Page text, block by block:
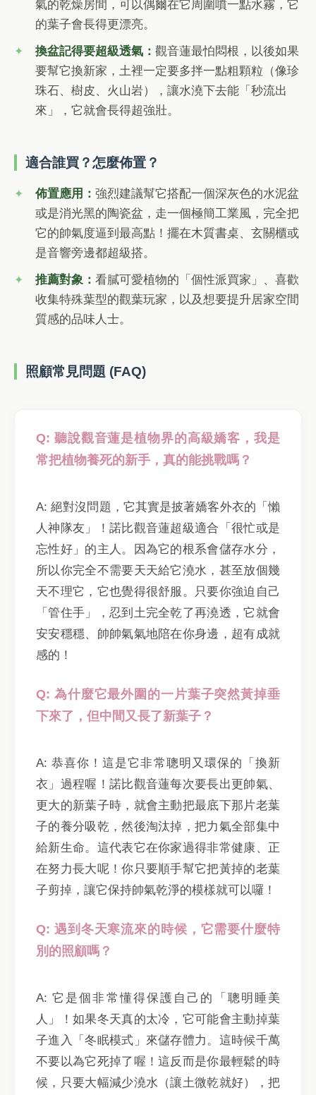
氣的乾燥房間，可以偶爾在它周圍噴一點水霧，它
的葉子會長得更漂亮。
換盆記得要超級透氣：觀音蓮最怕悶根，以後如果
要幫它換新家，土裡一定要多拌一點粗顆粒（像珍
珠石、樹皮、火山岩），讓水澆下去能「秒流出
來」，它就會長得超強壯。
適合誰買？怎麼佈置？
佈置應用：強烈建議幫它搭配一個深灰色的水泥盆
或是消光黑的陶瓷盆，走一個極簡工業風，完全把
它的帥氣度逼到最高點！擺在木質書桌、玄關櫃或
是音響旁邊都超級搭。
推薦對象：看膩可愛植物的「個性派買家」、喜歡
收集特殊葉型的觀葉玩家，以及想要提升居家空間
質感的品味人士。
照顧常見問題 (FAQ)
Q: 聽說觀音蓮是植物界的高級嬌客，我是
常把植物養死的新手，真的能挑戰嗎？
A: 絕對沒問題，它其實是披著嬌客外衣的「懶
人神隊友」！諾比觀音蓮超級適合「很忙或是
忘性好」的主人。因為它的根系會儲存水分，
所以你完全不需要天天給它澆水，甚至放個幾
天不理它，它也覺得很舒服。只要你強迫自己
「管住手」，忍到土完全乾了再澆透，它就會
安安穩穩、帥帥氣氣地陪在你身邊，超有成就
感的！
Q: 為什麼它最外圍的一片葉子突然黃掉垂
下來了，但中間又長了新葉子？
A: 恭喜你！這是它非常聰明又環保的「換新
衣」過程喔！諾比觀音蓮每次要長出更帥氣、
更大的新葉子時，就會主動把最底下那片老葉
子的養分吸乾，然後淘汰掉，把力氣全部集中
給新生命。這代表它在你家過得非常健康、正
在努力長大呢！你只要順手幫它把黃掉的老葉
子剪掉，讓它保持帥氣乾淨的模樣就可以囉！
Q: 遇到冬天寒流來的時候，它需要什麼特
別的照顧嗎？
A: 它是個非常懂得保護自己的「聰明睡美
人」！如果冬天真的太冷，它可能會主動掉葉
子進入「冬眠模式」來儲存體力。這時候千萬
不要以為它死掉了喔！這反而是你最輕鬆的時
候，只要大幅減少澆水（讓土微乾就好），把